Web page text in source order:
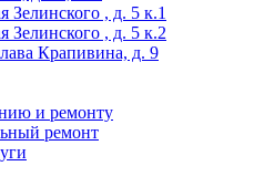
Зелинского , д. 5 к.1
Зелинского , д. 5 к.2
Крапивина, д. 9
и ремонту
ремонт